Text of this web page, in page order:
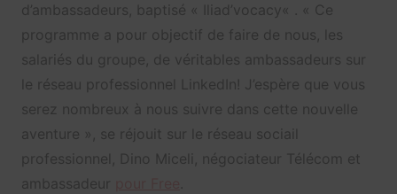
d’ambassadeurs, baptisé «
Iliad’vocacy « . « Ce
programme a pour objectif de faire de nous, les
salariés du groupe, de véritables ambassadeurs sur
le réseau professionnel LinkedIn! J’espère que vous
serez nombreux à nous suivre dans cette nouvelle
aventure », se réjouit sur le réseau sociail
professionnel, Dino Miceli, négociateur Télécom et
ambassadeur